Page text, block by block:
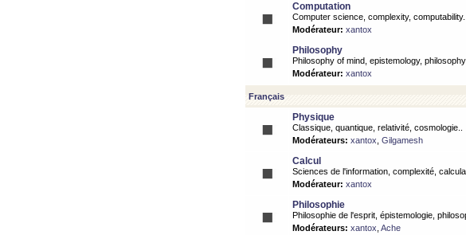
Computation
Computer science, complexity, computability..
Modérateur: xantox
Philosophy
Philosophy of mind, epistemology, philosophy
Modérateur: xantox
Français
Physique
Classique, quantique, relativité, cosmologie..
Modérateurs: xantox Gilgamesh
Calcul
Sciences de l'information, complexité,
Modérateur: xantox
Philosophie
Philosophie de l'esprit, épistemologie,
Modérateurs: xantox Ache